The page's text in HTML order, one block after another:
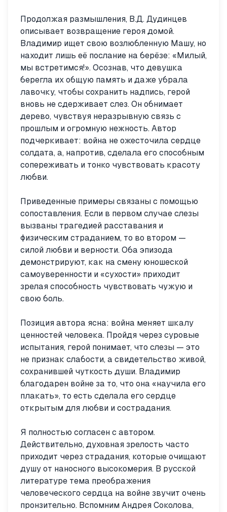
Продолжая размышления, В.Д. Дудинцев
описывает возвращение героя домой.
Владимир ищет свою возлюбленную Машу, но
находит лишь её послание на берёзе: «Милый,
мы встретимся!». Осознав, что девушка
берегла их общую память и даже убрала
лавочку, чтобы сохранить надпись, герой
вновь не сдерживает слез. Он обнимает
дерево, чувствуя неразрывную связь с
прошлым и огромную нежность. Автор
подчеркивает: война не ожесточила сердце
солдата, а, напротив, сделала его способным
сопереживать и тонко чувствовать красоту
любви.
Приведенные примеры связаны с помощью
сопоставления. Если в первом случае слезы
вызваны трагедией расставания и
физическим страданием, то во втором —
силой любви и верности. Оба эпизода
демонстрируют, как на смену юношеской
самоуверенности и «сухости» приходит
зрелая способность чувствовать чужую и
свою боль.
Позиция автора ясна: война меняет шкалу
ценностей человека. Пройдя через суровые
испытания, герой понимает, что слезы — это
не признак слабости, а свидетельство живой,
сохранившей чуткость души. Владимир
благодарен войне за то, что она «научила его
плакать», то есть сделала его сердце
открытым для любви и сострадания.
Я полностью согласен с автором.
Действительно, духовная зрелость часто
приходит через страдания, которые очищают
душу от наносного высокомерия. В русской
литературе тема преображения
человеческого сердца на войне звучит очень
пронзительно. Вспомним Андрея Соколова,